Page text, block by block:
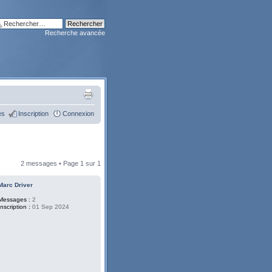
Recherche avancée
Inscription Connexion
2 messages • Page 1 sur 1
Driver
: 2
: 01 Sep 2024